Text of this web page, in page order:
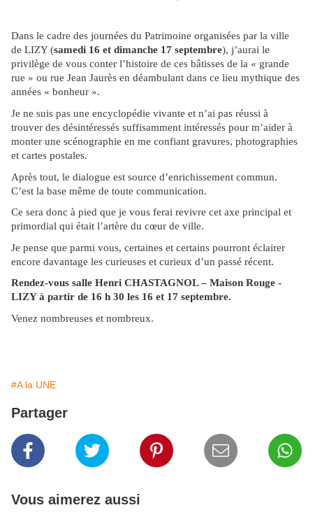
Dans le cadre des journées du Patrimoine organisées par la ville
de LIZY (samedi 16 et dimanche 17 septembre), j’aurai le
privilège de vous conter l’histoire de ces bâtisses de la « grande
rue » ou rue Jean Jaurès en déambulant dans ce lieu mythique des
années « bonheur ».
Je ne suis pas une encyclopédie vivante et n’ai pas réussi à
trouver des désintéressés suffisamment intéressés pour m’aider à
monter une scénographie en me confiant gravures, photographies
et cartes postales.
Après tout, le dialogue est source d’enrichissement commun.
C’est la base même de toute communication.
Ce sera donc à pied que je vous ferai revivre cet axe principal et
primordial qui était l’artère du cœur de ville.
Je pense que parmi vous, certaines et certains pourront éclairer
encore davantage les curieuses et curieux d’un passé récent.
Rendez-vous salle Henri CHASTAGNOL – Maison Rouge -
LIZY à partir de 16 h 30 les 16 et 17 septembre.
Venez nombreuses et nombreux.
#A la UNE
Partager
Vous aimerez aussi